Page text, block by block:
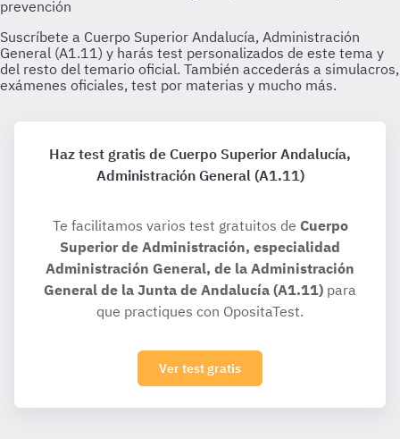
Haz test gratis de Cuerpo Superior Andalucía,
Administración General (A1.11)
Te facilitamos varios test gratuitos de Cuerpo
Superior de Administración, especialidad
Administración General, de la Administración
General de la Junta de Andalucía (A1.11) para
que practiques con OpositaTest.
Ver test gratis